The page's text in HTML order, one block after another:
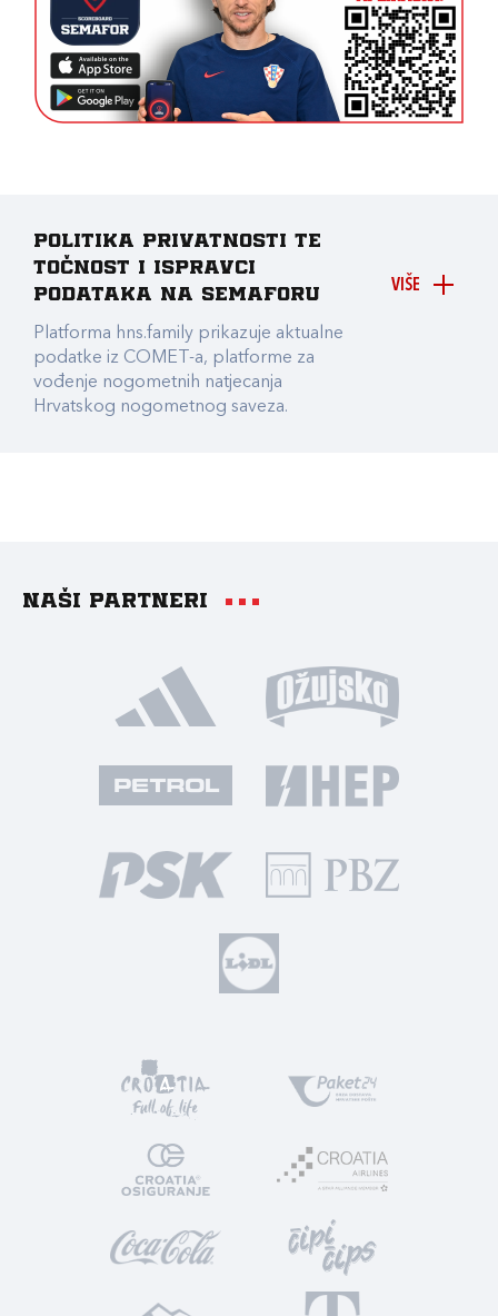
VIŠE
Politika privatnosti te
točnost i ispravci
podataka na Semaforu
Platforma hns.family prikazuje aktualne
podatke iz COMET-a, platforme za
vođenje nogometnih natjecanja
Hrvatskog nogometnog saveza.
Naši partneri